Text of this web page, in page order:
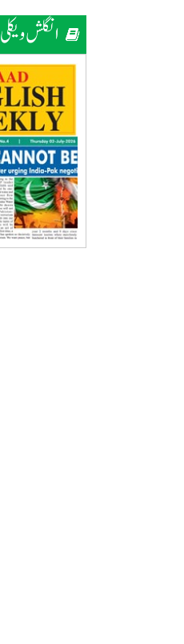
انگلش ویکلی